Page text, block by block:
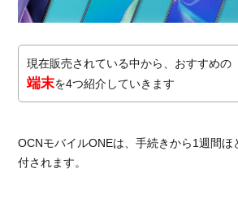
ンプルで
い
「arrows
M05」
テリーの
「ZenFone
現在販売されている中から、おすすめの
端末を4つ紹介していきます
OCNモバイルONEは、手続きから1週間ほ
付されます。